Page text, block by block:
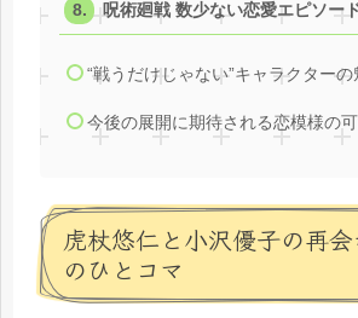
呪術廻戦 数少ない恋愛エピソー
“戦うだけじゃない”キャラクターの
今後の展開に期待される恋模様の
虎杖悠仁と小沢優子の再
のひとコマ